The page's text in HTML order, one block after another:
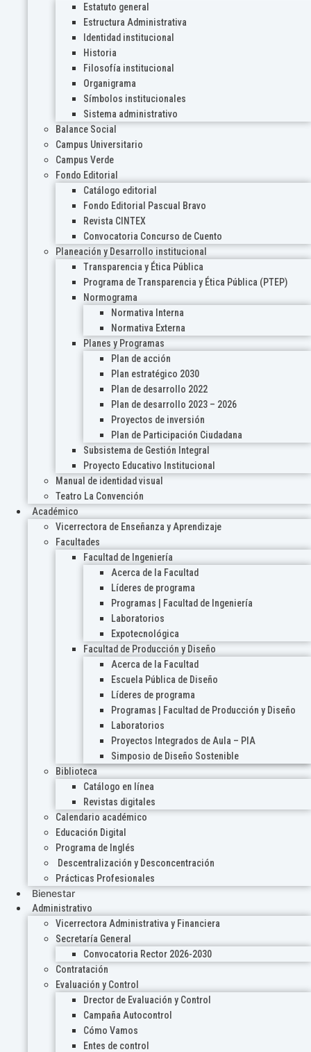
Estatuto general
Estructura Administrativa
Identidad institucional
Historia
Filosofía institucional
Organigrama
Símbolos institucionales
Sistema administrativo
Balance Social
Campus Universitario
Campus Verde
Fondo Editorial
Catálogo editorial
Fondo Editorial Pascual Bravo
Revista CINTEX
Convocatoria Concurso de Cuento
Planeación y Desarrollo institucional
Transparencia y Ética Pública
Programa de Transparencia y Ética Pública (PTEP)
Normograma
Normativa Interna
Normativa Externa
Planes y Programas
Plan de acción
Plan estratégico 2030
Plan de desarrollo 2022
Plan de desarrollo 2023 – 2026
Proyectos de inversión
Plan de Participación Ciudadana
Subsistema de Gestión Integral
Proyecto Educativo Institucional
Manual de identidad visual
Teatro La Convención
Académico
Vicerrectora de Enseñanza y Aprendizaje
Facultades
Facultad de Ingeniería
Acerca de la Facultad
Líderes de programa
Programas | Facultad de Ingeniería
Laboratorios
Expotecnológica
Facultad de Producción y Diseño
Acerca de la Facultad
Escuela Pública de Diseño
Líderes de programa
Programas | Facultad de Producción y Diseño
Laboratorios
Proyectos Integrados de Aula – PIA
Simposio de Diseño Sostenible
Biblioteca
Catálogo en línea
Revistas digitales
Calendario académico
Educación Digital
Programa de Inglés
Descentralización y Desconcentración
Prácticas Profesionales
Bienestar
Administrativo
Vicerrectora Administrativa y Financiera
Secretaría General
Convocatoria Rector 2026-2030
Contratación
Evaluación y Control
Drector de Evaluación y Control
Campaña Autocontrol
Cómo Vamos
Entes de control